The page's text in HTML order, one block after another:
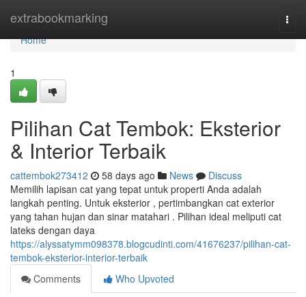
extrabookmarking
Home
Home
1
Pilihan Cat Tembok: Eksterior
& Interior Terbaik
cattembok273412 58 days ago News
Discuss
Memilih lapisan cat yang tepat untuk properti Anda adalah
langkah penting. Untuk eksterior , pertimbangkan cat exterior
yang tahan hujan dan sinar matahari . Pilihan ideal meliputi cat
lateks dengan daya
https://alyssatymm098378.blogcudinti.com/41676237/pilihan-cat-
tembok-eksterior-interior-terbaik
Comments
Who Upvoted